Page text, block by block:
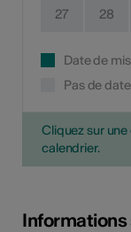
27 28
Date de
Pas de
Cliquez sur
calendrier.
Informations